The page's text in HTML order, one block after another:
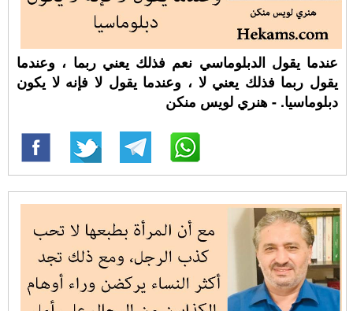
عندما يقول الدبلوماسي نعم فذلك يعني ربما ، وعندما
يقول ربما فذلك يعني لا ، وعندما يقول لا فإنه لا يكون
دبلوماسيا. - هنري لويس منكن